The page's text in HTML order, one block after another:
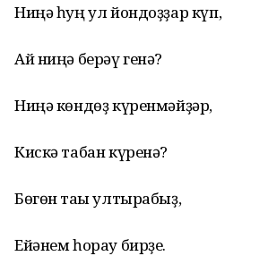
Ниңә һуң ул йондоҙҙар күп,
Ай ниңә берәү генә?
Ниңә көндөҙ күренмәйҙәр,
Кискә табан күренә?
Бөгөн тағы ултырабыҙ,
Ейәнем һорау бирҙе.